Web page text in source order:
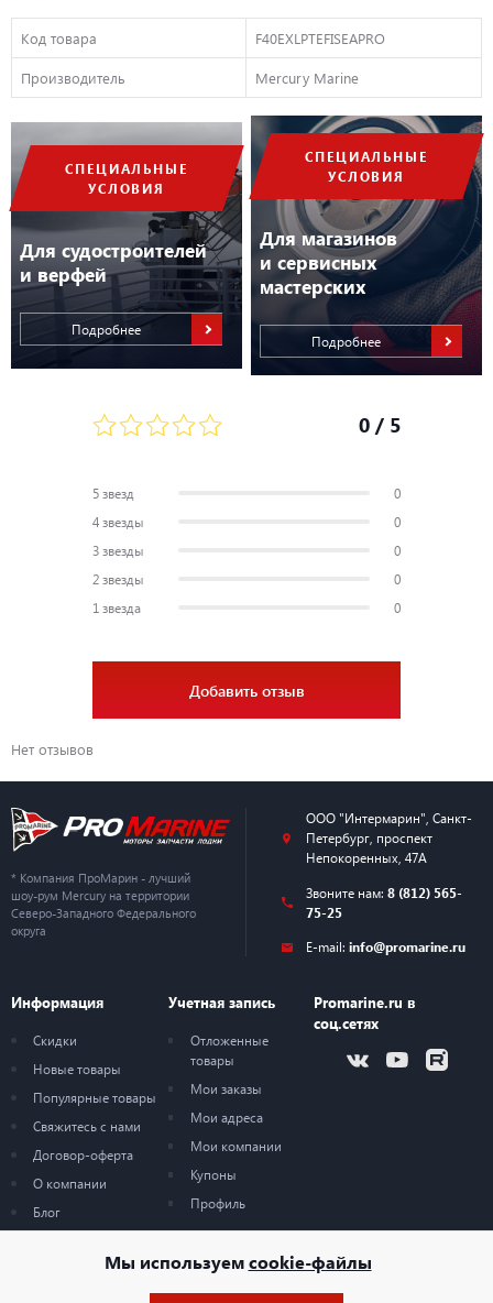
СПЕЦИАЛЬНЫЕ
УСЛОВИЯ
Для судостроителей
и верфей
Подробнее
СПЕЦИАЛЬНЫЕ
УСЛОВИЯ
Для магазинов
и сервисных
мастерских
Подробнее
Код товара F40EXLPTEFISEAPRO
Производитель Mercury Marine
0 / 5
5 звезд
0
4 звезды
0
3 звезды
0
2 звезды
0
1 звезда
0
Добавить отзыв
Нет отзывов
Мы используемcookie-файлы
* Компания ПроМарин - лучший
шоу-рум Mercury на территории
Северо-Западного Федерального
округа
ООО "Интермарин" Санкт-
Петербург, проспект
Непокоренных, 47А
Звоните нам: 8 (812) 565-
75-25
E-mail: info@promarine.ru
Информация
Скидки
Новые товары
Популярные товары
Свяжитесь с нами
Договор-оферта
О компании
Блог
Учетная запись
Отложенные
товары
Мои заказы
Мои адреса
Мои компании
Купоны
Профиль
Promarine.ru в
соц.сетях